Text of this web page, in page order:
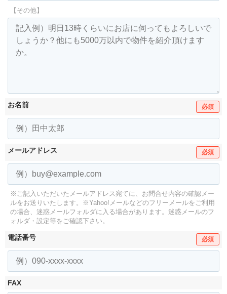
【その他】
お名前 必須
メールアドレス 必須
※ご記入いただいたメールアドレス宛てに、お問合せ内容の確認メー
ルをお送りいたします。
※Yahoo!メールなどのフリーメールをご利用
の場合、迷惑メールフォルダに入る場合があります。 迷惑メールのフ
ォルダ・設定等をご確認下さい。
電話番号 必須
FAX